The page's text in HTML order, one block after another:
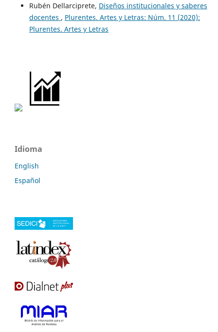
Rubén Dellarciprete, Diseños institucionales y saberes
docentes , Plurentes. Artes y Letras: Núm. 11 (2020):
Plurentes. Artes y Letras
Idioma
English
Español